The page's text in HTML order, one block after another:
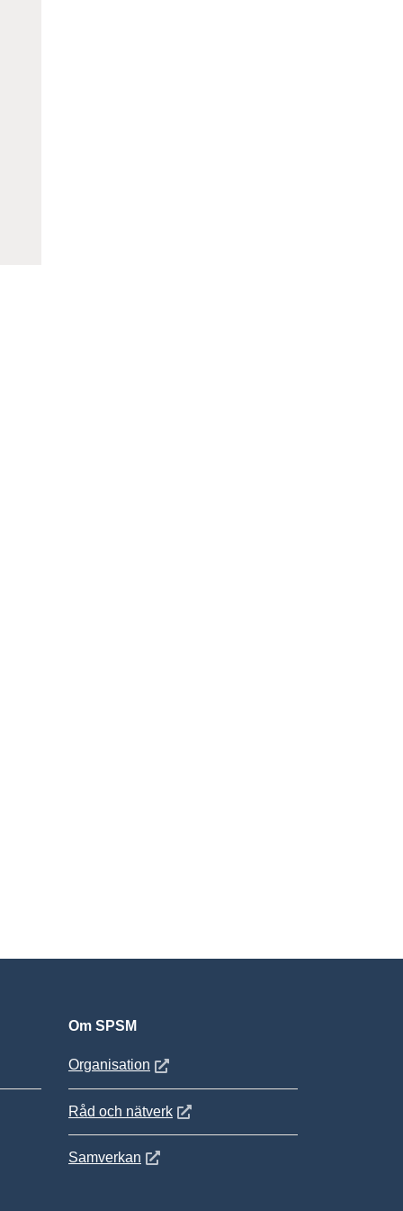
Om SPSM
Organisation Öppnas i nytt fönster
Råd och nätverkÖppnas i nytt fönster
Samverkan Öppnas i nytt fönster